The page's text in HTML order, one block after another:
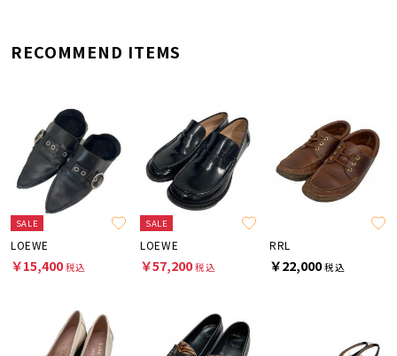
RECOMMEND ITEMS
SALE
LOEWE
￥15,400税込
SALE
LOEWE
￥57,200税込
RRL
￥22,000税込